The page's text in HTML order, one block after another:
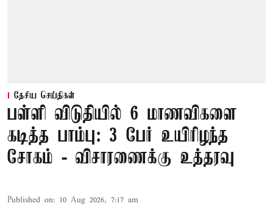
தேசிய செய்திகள்
பள்ளி விடுதியில் 6 மாணவிகளை
கடித்த பாம்பு: 3 பேர் உயிரிழந்த
சோகம் - விசாரணைக்கு உத்தரவு
Published on: 10 Aug 2026, 7:17 am